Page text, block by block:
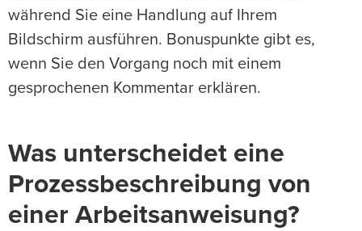
während Sie eine Handlung auf Ihrem
Bildschirm ausführen. Bonuspunkte gibt es,
wenn Sie den Vorgang noch mit einem
gesprochenen Kommentar erklären.
Was unterscheidet eine
Prozessbeschreibung von
einer Arbeitsanweisung?